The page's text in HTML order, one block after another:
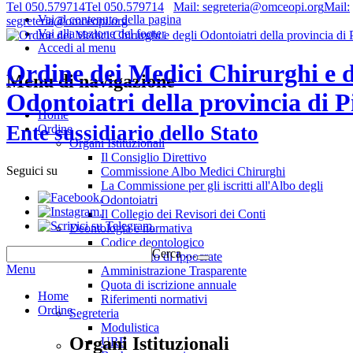
Vai al contenuto della pagina
Vai alla sezione del footer
Accedi al menu
Tel 050.579714Tel 050.579714 Mail: segreteria@omceopi.orgMail:
segreteria@omceopi.org
Ordine dei Medici Chirurghi e
Odontoiatri della provincia di
Ente sussidiario dello Stato
Seguici su
.
.
.
Cerca …
Menu
Home
Ordine
Organi Istituzionali
Menu di navigazione
Home
Ordine
Organi Istituzionali
Il Consiglio Direttivo
Commissione Albo Medici Chirurghi
La Commissione per gli iscritti all'Albo degli
Odontoiatri
Il Collegio dei Revisori dei Conti
Deontologia e normativa
Codice deontologico
Giuramento di Ippocrate
Amministrazione Trasparente
Quota di iscrizione annuale
Riferimenti normativi
Segreteria
Modulistica
URP